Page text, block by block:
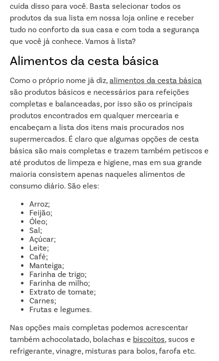
cuida disso para você. Basta selecionar todos os
produtos da sua lista em nossa loja online e receber
tudo no conforto da sua casa e com toda a segurança
que você já conhece. Vamos à lista?
Alimentos da cesta básica
Como o próprio nome já diz, alimentos da cesta básica
são produtos básicos e necessários para refeições
completas e balanceadas, por isso são os principais
produtos encontrados em qualquer mercearia e
encabeçam a lista dos itens mais procurados nos
supermercados. É claro que algumas opções de cesta
básica são mais completas e trazem também petiscos e
até produtos de limpeza e higiene, mas em sua grande
maioria consistem apenas naqueles alimentos de
consumo diário. São eles:
Arroz;
Feijão;
Óleo;
Sal;
Açúcar;
Leite;
Café;
Manteiga;
Farinha de trigo;
Farinha de milho;
Extrato de tomate;
Carnes;
Frutas e legumes.
Nas opções mais completas podemos acrescentar
também achocolatado, bolachas e biscoitos, sucos e
refrigerante, vinagre, misturas para bolos, farofa etc.